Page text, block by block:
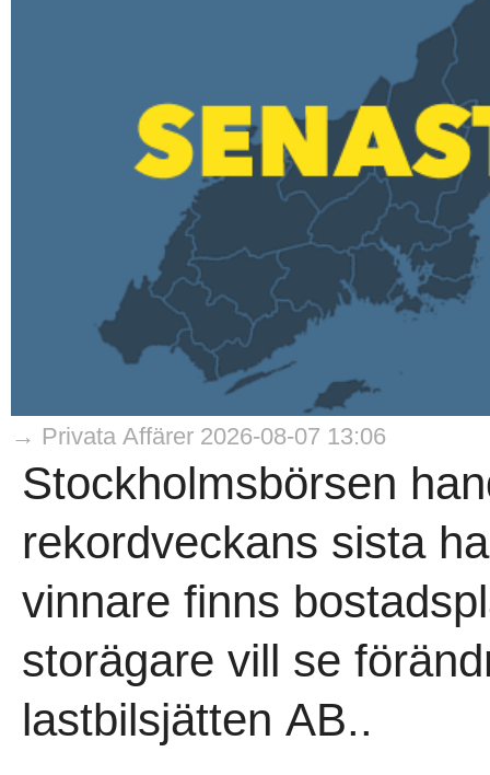
→ Privata Affärer 2026-08-07 13:06
Stockholmsbörsen
rekordveckans sista
vinnare finns
storägare vill se
lastbilsjätten AB..